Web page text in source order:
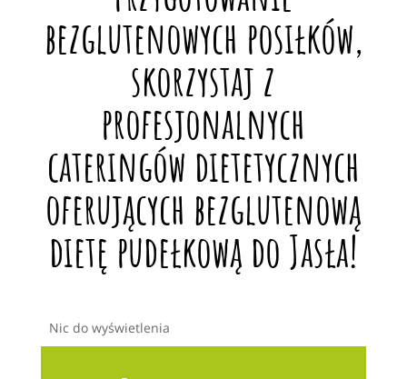
bezglutenowych posiłków,
skorzystaj z
profesjonalnych
cateringów dietetycznych
oferujących bezglutenową
dietę pudełkową do Jasła!
Nic do wyświetlenia